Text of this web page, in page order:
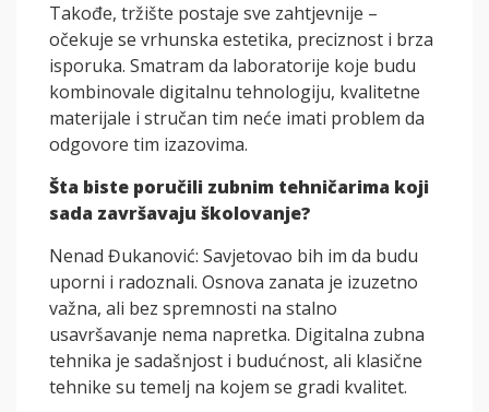
Takođe, tržište postaje sve zahtjevnije –
očekuje se vrhunska estetika, preciznost i brza
isporuka. Smatram da laboratorije koje budu
kombinovale digitalnu tehnologiju, kvalitetne
materijale i stručan tim neće imati problem da
odgovore tim izazovima.
Šta biste poručili zubnim tehničarima koji
sada završavaju školovanje?
Nenad Đukanović: Savjetovao bih im da budu
uporni i radoznali. Osnova zanata je izuzetno
važna, ali bez spremnosti na stalno
usavršavanje nema napretka. Digitalna zubna
tehnika je sadašnjost i budućnost, ali klasične
tehnike su temelj na kojem se gradi kvalitet.